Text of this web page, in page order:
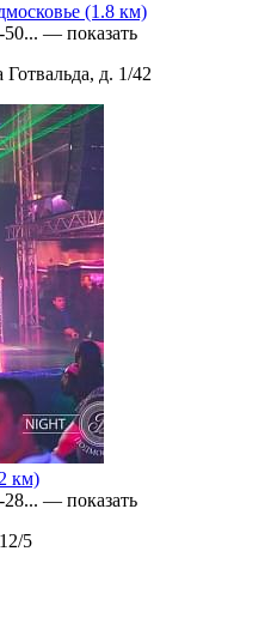
(1.8 км)
— показать
д. 1/42
км)
— показать
5